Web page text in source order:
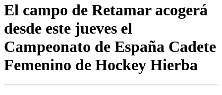
El campo de Retamar acogerá
desde este jueves el
Campeonato de España Cadete
Femenino de Hockey Hierba